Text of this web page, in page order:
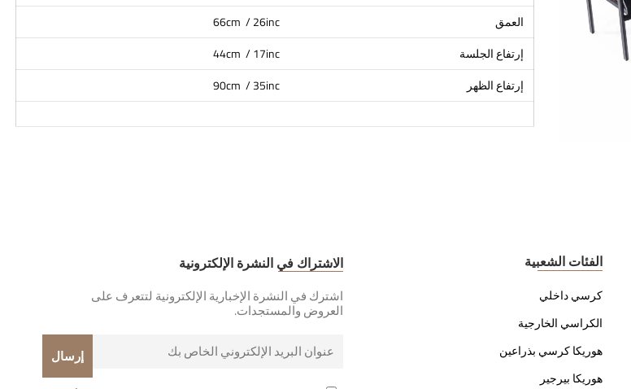
العمق
66cm / 26inc
إرتفاع الجلسة
44cm / 17inc
إرتفاع الظهر
90cm / 35inc
الفئات الشعبية
كرسي داخلي
الكراسي الخارجية
هوريكا كرسي بذراعين
هوريكا بيرجير
الاشتراك في النشرة الإلكترونية
اشترك في النشرة الإخبارية الإلكترونية لتتعرف على
العروض والمستجدات.